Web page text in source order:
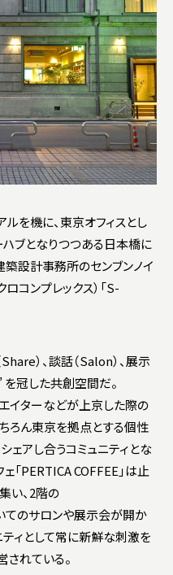
を機に、東京オフィスとし
ブとなりつつある日本橋に
築設計事務所のセンブンノイ
コンプレックス）「S-
）、談話（Salon）、展示
冠した共創空間だ。
イターなどが上京した際の
ろん東京を拠点とする個性
ェアし合うコミュニティとな
「PERTICA COFFEE」は止
い、2階の
のサロンや展示会が開か
ィとして常に新鮮な刺激を
れている。